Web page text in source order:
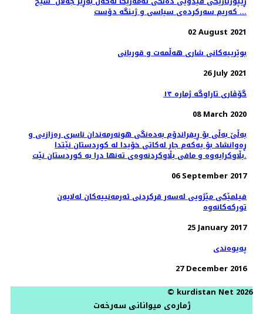
کەریم سەرکردەی سیاسی و ژینگە دۆست ...
02 August 2021
بوێرییەکانی شاری هەڵمەت و قوربانی
26 July 2021
گۆڤاری تاراوگە ژمارە ١٣
08 March 2020
بەڵێ بەڵی بۆ ڕیفراندۆم بەدەنگی هونەرمەندان ناسری رەزازیی و
ڕەوانشاد بۆ یەکەم جار لەکاتی خۆیدا لە کوردستان نێتدا
بڵاوکرایەوە و مافی بڵاوکردنەوەی تەنها درا بە کوردستان نێت.
06 September 2017
فیلمێکی مێژویی لەسەر قرکردنی ئەرمەنییەکان لەلایەن
تورکەکانەوە
25 January 2017
پەیوەندی
27 December 2016
© kurdistan Net 2026
ژمارەی میوانانی سەرخەت